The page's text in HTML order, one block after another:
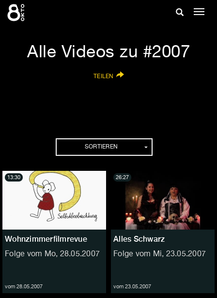
Zum
Inhalt
Suche
Alle Videos zu #2007
TEILEN
SORTIEREN
Wohnzimmerfilmrevue
Folge vom Mo, 28.05.2007
vom 28.05.2007
13:30
Alles Schwarz
Folge vom Mi, 23.05.2007
vom 23.05.2007
26:27